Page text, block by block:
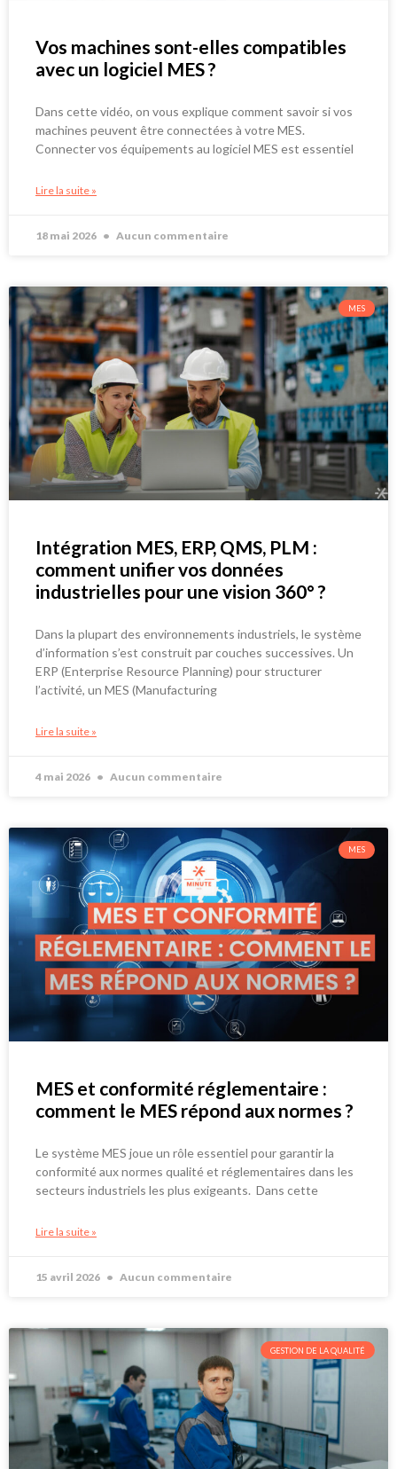
Vos machines sont-elles compatibles
avec un logiciel MES ?
Dans cette vidéo, on vous explique comment savoir si vos
machines peuvent être connectées à votre MES.
Connecter vos équipements au logiciel MES est essentiel
Lire la suite »
18 mai 2026 Aucun commentaire
MES
Intégration MES, ERP, QMS, PLM :
comment unifier vos données
industrielles pour une vision 360° ?
Dans la plupart des environnements industriels, le système
d’information s’est construit par couches successives. Un
ERP (Enterprise Resource Planning) pour structurer
l’activité, un MES (Manufacturing
Lire la suite »
4 mai 2026 Aucun commentaire
MES
MES et conformité réglementaire :
comment le MES répond aux normes ?
Le système MES joue un rôle essentiel pour garantir la
conformité aux normes qualité et réglementaires dans les
secteurs industriels les plus exigeants. Dans cette
Lire la suite »
15 avril 2026 Aucun commentaire
GESTION DE LA QUALITÉ